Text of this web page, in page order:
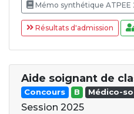
Mémo synthétique ATPEE
Résultats d'admission
Aide soignant de
Concours B Médico-
Session 2025